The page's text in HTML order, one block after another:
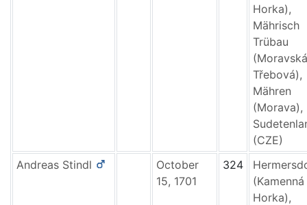
Horka),
Mährisch
Trübau
(Moravská
Třebová),
Mähren
(Morava),
(CZE)
Andreas Stindl
October
15, 1701
324
(Kamenná
Horka),